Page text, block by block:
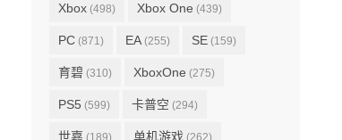
Xbox (498) Xbox One (439)
PC (871) EA (255) SE (159)
育碧 (310) XboxOne (275)
PS5 (599) 卡普空 (294)
世嘉 (189) 单机游戏 (262)